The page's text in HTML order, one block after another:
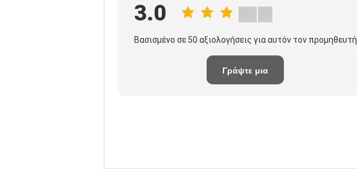
3.0
Βασισμένο σε 50 αξιολογήσεις για αυτόν τον προμηθευτή
Γράψτε μια